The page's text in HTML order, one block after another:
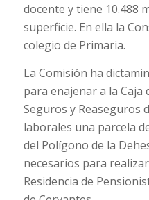
docente y tiene 10.488
superficie. En ella la
colegio de Primaria.
La Comisión ha
para enajenar a la Caja
Seguros y Reaseguros
laborales una parcela
del Polígono de la
necesarios para
Residencia de